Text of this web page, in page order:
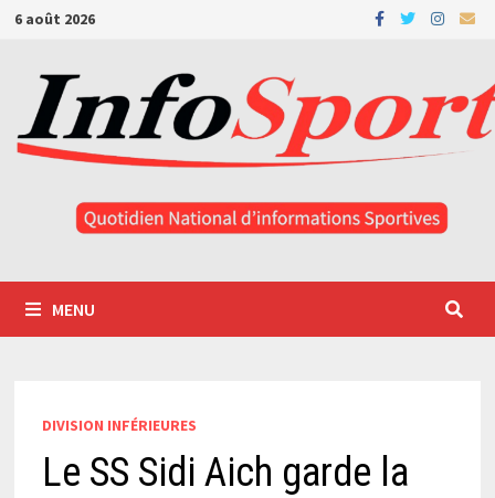
Passer
contenu
6 août 2026
MENU
DIVISION INFÉRIEURES
Le SS Sidi Aich garde la